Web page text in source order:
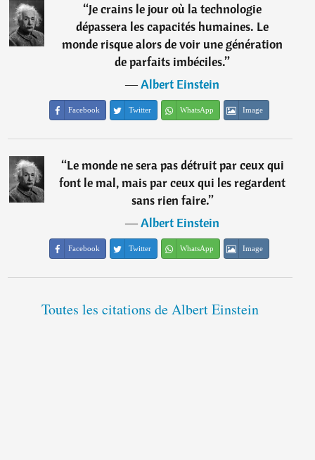
“Je crains le jour où la technologie
dépassera les capacités humaines. Le
monde risque alors de voir une génération
de parfaits imbéciles.”
―Albert Einstein
Facebook Twitter WhatsApp Image
“Le monde ne sera pas détruit par ceux qui
font le mal, mais par ceux qui les regardent
sans rien faire.”
―Albert Einstein
Facebook Twitter WhatsApp Image
Toutes les citations de Albert Einstein